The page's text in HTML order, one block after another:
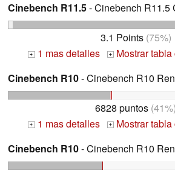
Cinebench R11.5- Cinebench R11.5
3.1 Points(75%)
+ 1 mas detalles +
Mostrar
Cinebench R10- Cinebench R10
6828 puntos (41%)
+ 1 mas detalles +
Mostrar
Cinebench R10- Cinebench R10